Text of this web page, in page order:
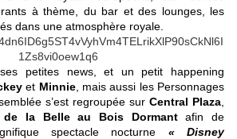
à thème, du bar et des lounges, les
dans une atmosphère royale.
petites news, et un petit happening
et Minnie, mais aussi les Personnages
s’est regroupée sur Central Plaza
de la Belle au Bois Dormantafin de
spectacle nocturne « Disney